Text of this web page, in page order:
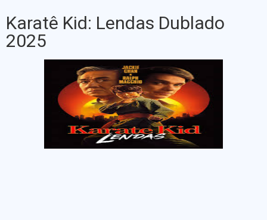
Karatê Kid: Lendas Dublado
2025